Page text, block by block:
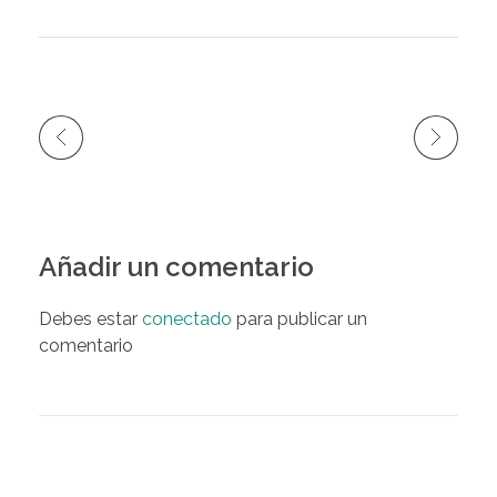
Añadir un comentario
Debes estar conectado para publicar un
comentario